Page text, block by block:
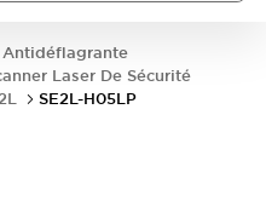
Laser De Sécurité
SE2L-H05LP